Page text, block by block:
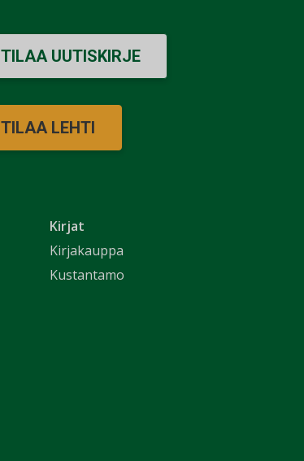
Kirjat
Kirjakauppa
Kustantamo
TILAA UUTISKIRJE
TILAA LEHTI